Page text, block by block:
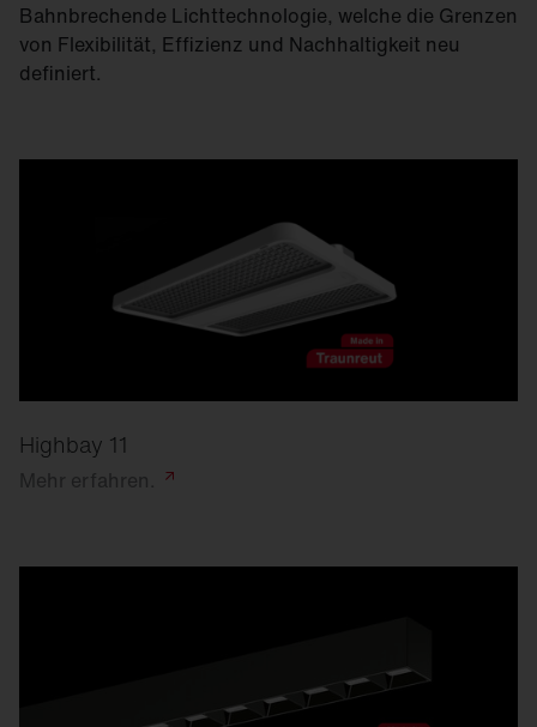
Bahnbrechende Lichttechnologie, welche die Grenzen
von Flexibilität, Effizienz und Nachhaltigkeit neu
definiert.
Highbay 11
Mehr erfahren.